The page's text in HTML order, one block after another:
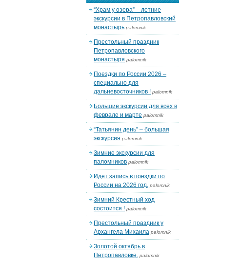
“Храм у озера” – летние
экскурсии в Петропавловский
монастырь palomnik
Престольный праздник
Петропавловского
монастыря palomnik
Поездки по России 2026 –
специально для
дальневосточников ! palomnik
Большие экскурсии для всех в
феврале и марте palomnik
“Татьянин день” – большая
экскурсия palomnik
Зимние экскурсии для
паломников palomnik
Идет запись в поездки по
России на 2026 год. palomnik
Зимний Крестный ход
состоится ! palomnik
Престольный праздник у
Архангела Михаила palomnik
Золотой октябрь в
Петропавловке. palomnik